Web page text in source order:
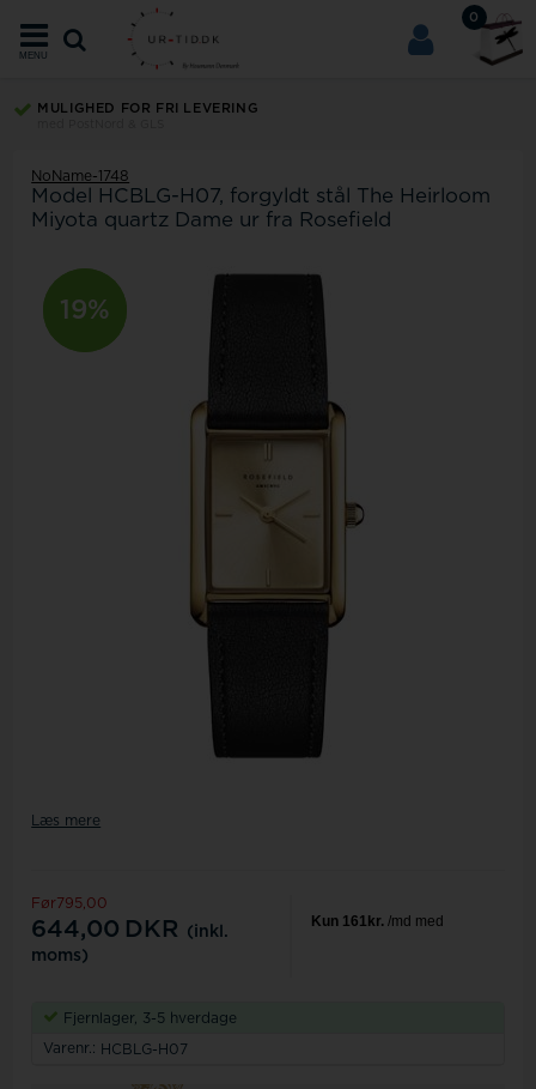
0
MENU
MULIGHED FOR FRI LEVERING
NoName-1748
Model HCBLG-H07 forgyldt stål The Heirloom
Miyota quartz Dame ur fra Rosefield
19%
19%
Læs mere
Før795,00
644,00 DKR
(inkl.
moms)
Fjernlager, 3-5 hverdage
Varenr.: HCBLG-H07